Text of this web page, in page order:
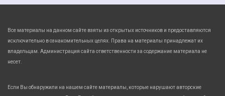
Все материалы на данном сайте взяты из открытых источников и предоставляются
исключительно в ознакомительных целях. Права на материалы принадлежат их
владельцам. Администрация сайта ответственности за содержание материала не
несет.
Если Вы обнаружили на нашем сайте материалы, которые нарушают авторские